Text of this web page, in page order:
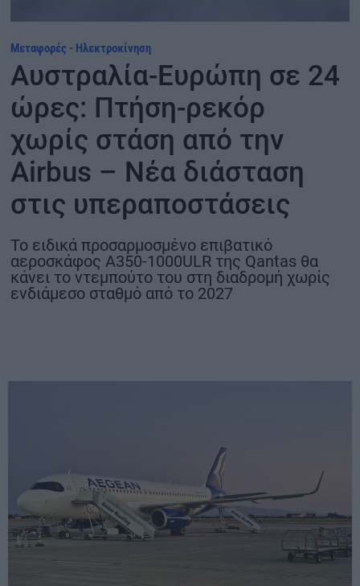
ΟΙΚΟΝΟΜΙΑ - ΕΠΙΧΕΙΡΗΣΕΙΣ
MY PROPERTY
ΚΑΡΑΜΠΟΛΕΣ
ΟΡΟΙ ΧΡΗΣΗΣ
ΕΠΙΚΟΙΝΩΝΙΑ
ΤΑΥΤΟΤΗΤΑ
Μεταφορές - Ηλεκτροκίνηση
Αυστραλία-Ευρώπη σε 24
ώρες: Πτήση-ρεκόρ
χωρίς στάση από την
Airbus – Νέα διάσταση
στις υπεραποστάσεις
Το ειδικά προσαρμοσμένο επιβατικό
αεροσκάφος A350-1000ULR της Qantas θα
κάνει το ντεμπούτο του στη διαδρομή χωρίς
ενδιάμεσο σταθμό από το 2027